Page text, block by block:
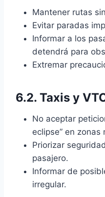
Mantener rutas
Evitar paradas
Informar a los
detendrá para
Extremar
6.2. Taxis y
No aceptar
eclipse” en
Priorizar
pasajero.
Informar de
irregular.